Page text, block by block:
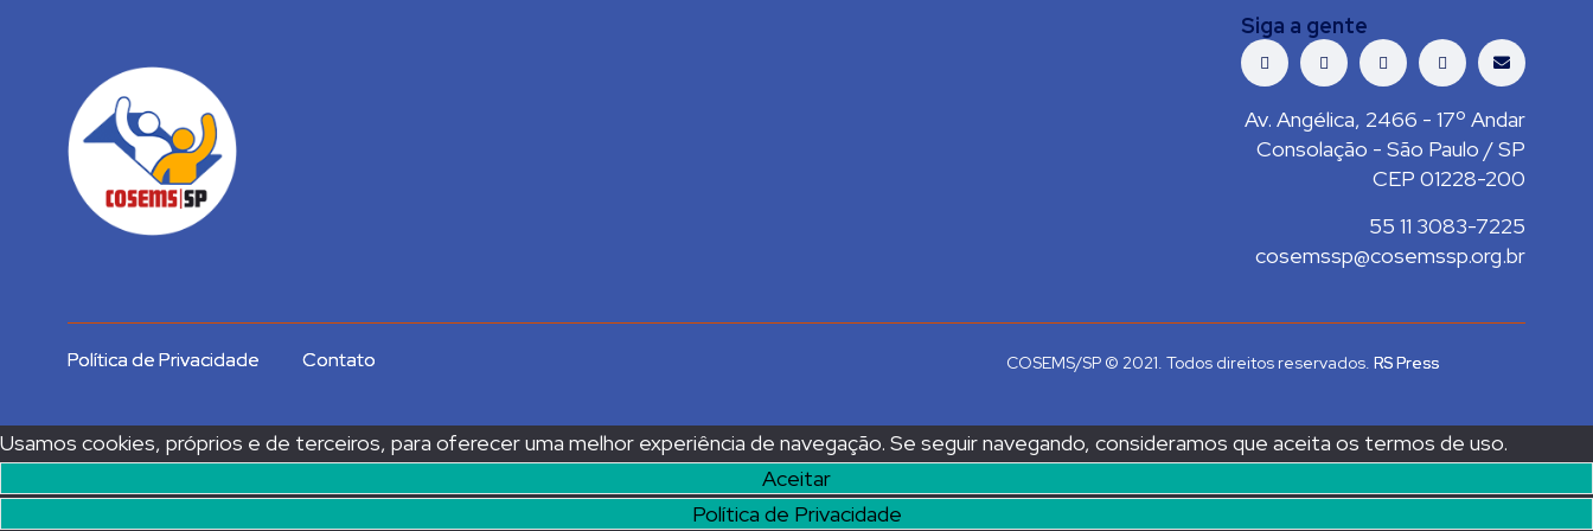
Siga a gente
Av. Angélica, 2466 - 17º Andar
Consolação - São Paulo / SP
CEP 01228-200
55 11 3083-7225
cosemssp@cosemssp.org.br
Política de Privacidade Contato COSEMS/SP © 2021. Todos direitos reservados. RS Press
Usamos cookies, próprios e de terceiros, para oferecer uma melhor experiência de navegação. Se seguir navegando, consideramos que aceita os termos de uso.
Aceitar
Política de Privacidade